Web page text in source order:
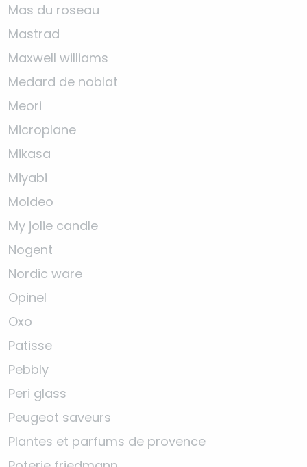
Mas du roseau
Mastrad
Maxwell williams
Medard de noblat
Meori
Microplane
Mikasa
Miyabi
Moldeo
My jolie candle
Nogent
Nordic ware
Opinel
Oxo
Patisse
Pebbly
Peri glass
Peugeot saveurs
Plantes et parfums de provence